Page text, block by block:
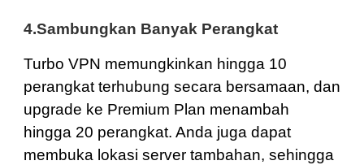
4.Sambungkan Banyak Perangkat
Turbo VPN memungkinkan hingga 10
perangkat terhubung secara bersamaan, dan
upgrade ke Premium Plan menambah
hingga 20 perangkat. Anda juga dapat
membuka lokasi server tambahan, sehingga